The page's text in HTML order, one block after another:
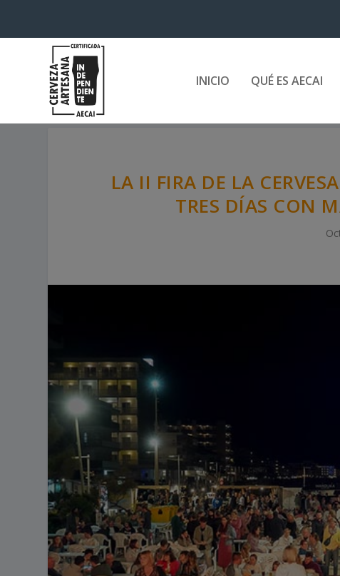
INICIO QUÉ ES AECAI
LA II FIRA DE LA
TRES DÍAS CON